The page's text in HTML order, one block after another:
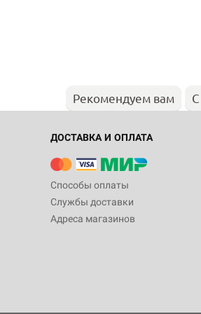
Рекомендуем вам
ДОСТАВКА И ОПЛАТА
Способы оплаты
Службы доставки
Адреса магазинов